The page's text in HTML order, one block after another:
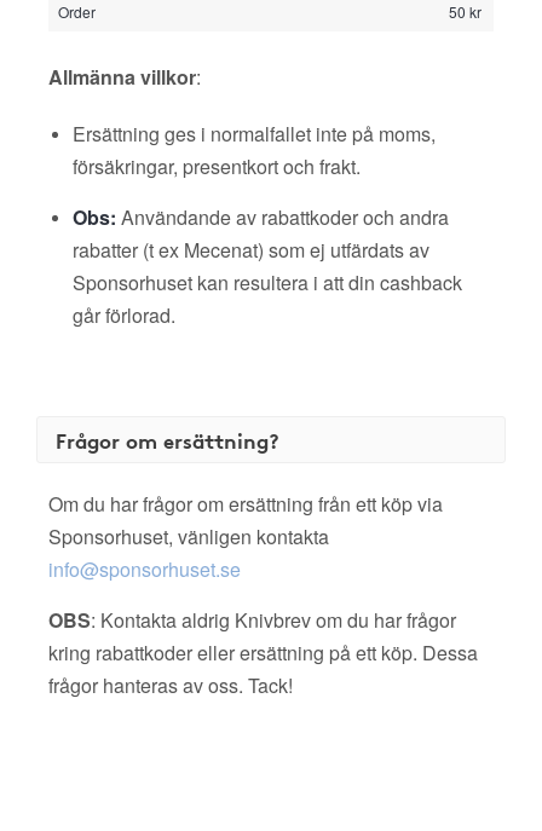
Order 50 kr
Allmänna villkor:
Ersättning ges i normalfallet inte på moms,
försäkringar, presentkort och frakt.
Obs: Användande av rabattkoder och andra
rabatter (t ex Mecenat) som ej utfärdats av
Sponsorhuset kan resultera i att din cashback
går förlorad.
Frågor om ersättning?
Om du har frågor om ersättning från ett köp via
Sponsorhuset, vänligen kontakta
info@sponsorhuset.se
OBS: Kontakta aldrig Knivbrev om du har frågor
kring rabattkoder eller ersättning på ett köp. Dessa
frågor hanteras av oss. Tack!